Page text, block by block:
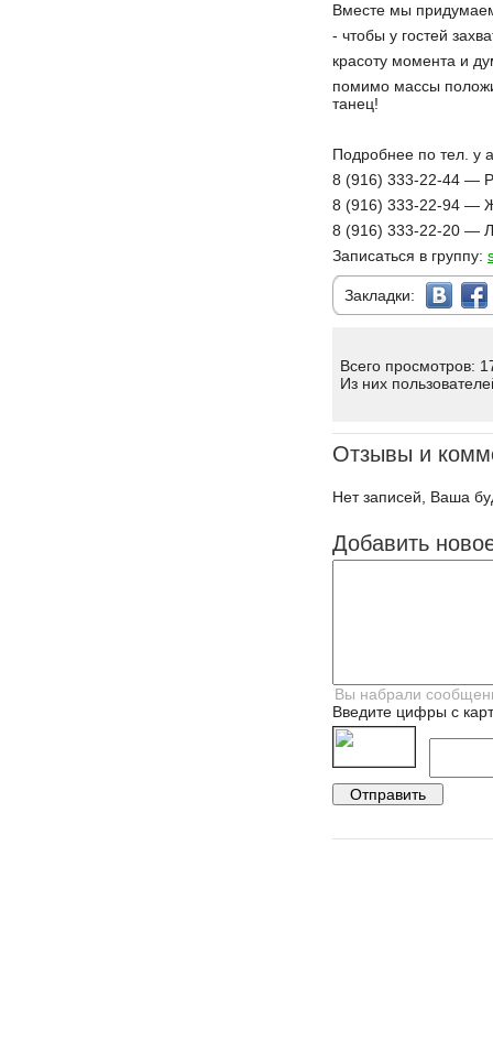
Вместе мы
- чтобы у гостей
красоту момента и
помимо массы
танец!
Подробнее по тел. у
8 (916) 333-22-44 —
8 (916) 333-22-94 —
8 (916) 333-22-20 —
Записаться в группу:
Закладки:
Всего просмотров:
Из них
Отзывы и
Нет записей, Ваша
Добавить
Введите цифры с